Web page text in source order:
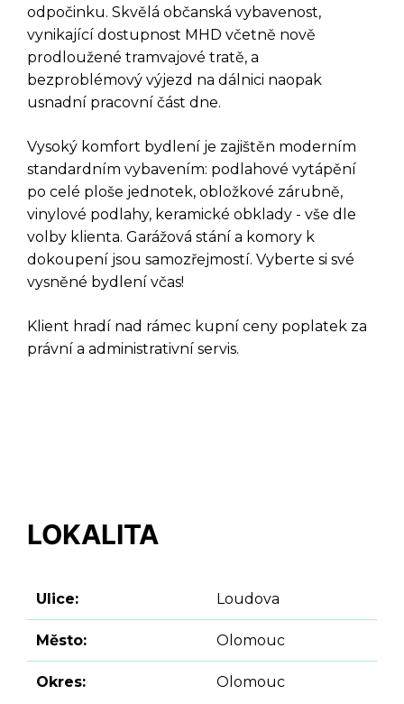
odpočinku. Skvělá občanská vybavenost,
vynikající dostupnost MHD včetně nově
prodloužené tramvajové tratě, a
bezproblémový výjezd na dálnici naopak
usnadní pracovní část dne.
Vysoký komfort bydlení je zajištěn moderním
standardním vybavením: podlahové vytápění
po celé ploše jednotek, obložkové zárubně,
vinylové podlahy, keramické obklady - vše dle
volby klienta. Garážová stání a komory k
dokoupení jsou samozřejmostí. Vyberte si své
vysněné bydlení včas!
Klient hradí nad rámec kupní ceny poplatek za
právní a administrativní servis.
LOKALITA
Ulice: Loudova
Město: Olomouc
Okres: Olomouc
DOTAZ K TÉTO
NEMOVITOSTI